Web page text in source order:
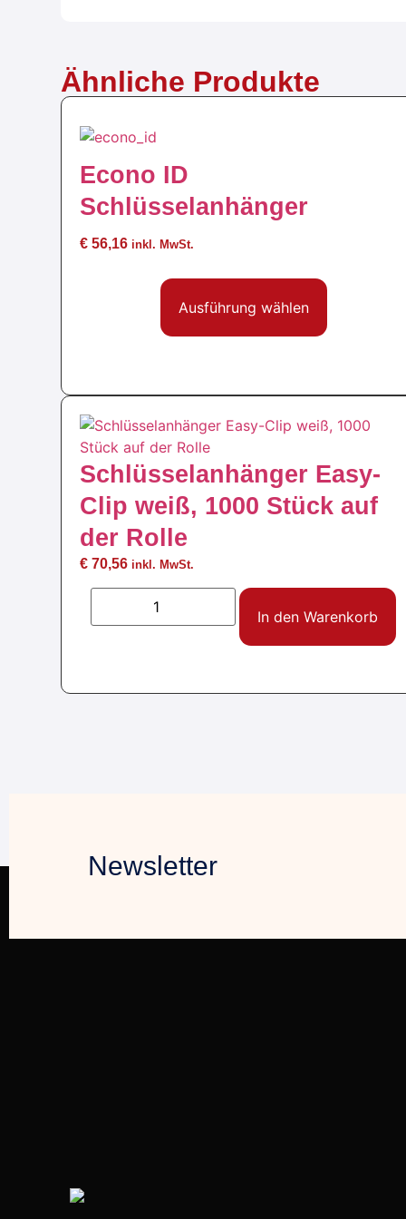
Ähnliche Produkte
Econo ID
Schlüsselanhänger
€ 56,16 inkl. MwSt.
Ausführung wählen
Schlüsselanhänger Easy-
Clip weiß, 1000 Stück auf
der Rolle
€ 70,56 inkl. MwSt.
In den Warenkorb
Newsletter